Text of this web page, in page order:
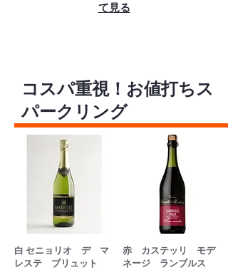
て見る
コスパ重視！お値打ちス
パークリング
白 セニョリオ デ マ
レステ ブリュット
赤 カステッリ モデ
ネージ ランブルス